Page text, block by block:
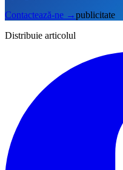
Contactează-ne →publicitate
Distribuie articolul